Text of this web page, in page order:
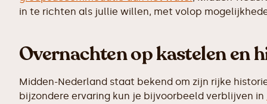
in te richten als jullie willen, met volop
Overnachten op kastelen en
Midden-Nederland staat bekend om zijn rijke
bijzondere ervaring kun je bijvoorbeeld verblijven in